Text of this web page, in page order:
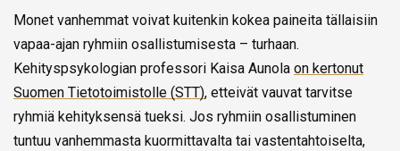
Monet vanhemmat voivat kuitenkin kokea paineita tällaisiin
vapaa-ajan ryhmiin osallistumisesta – turhaan.
Kehityspsykologian professori Kaisa Aunola on kertonut
Suomen Tietotoimistolle (STT), etteivät vauvat tarvitse
ryhmiä kehityksensä tueksi. Jos ryhmiin osallistuminen
tuntuu vanhemmasta kuormittavalta tai vastentahtoiselta,